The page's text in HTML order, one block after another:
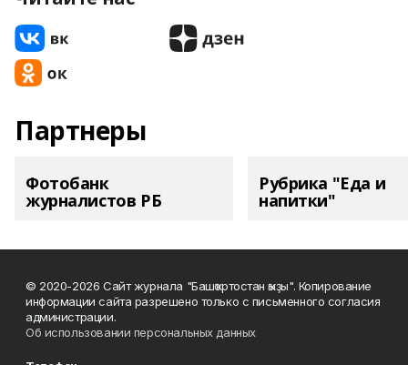
Партнеры
Фотобанк
журналистов РБ
Рубрика "Еда и
напитки"
© 2020-2026 Сайт журнала "Башҡортостан ҡыҙы". Копирование
информации сайта разрешено только с письменного согласия
администрации.
Об использовании персональных данных